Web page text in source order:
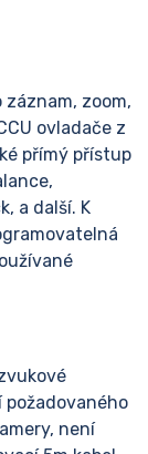
zoom,
ovladače z
přímý přístup
a další. K
není